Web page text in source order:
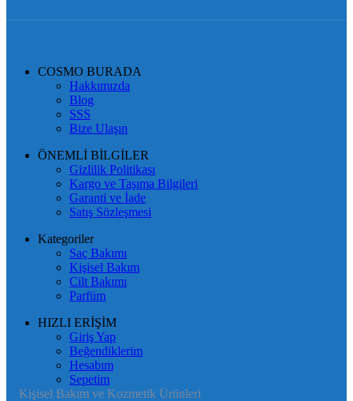
COSMO BURADA
Hakkımızda
Blog
SSS
Bize Ulaşın
ÖNEMLİ BİLGİLER
Gizlilik Politikası
Kargo ve Taşıma Bilgileri
Garanti ve İade
Satış Sözleşmesi
Kategoriler
Saç Bakımı
Kişisel Bakım
Cilt Bakımı
Parfüm
HIZLI ERİŞİM
Giriş Yap
Beğendiklerim
Hesabım
Sepetim
Kişisel Bakım ve Kozmetik Ürünleri